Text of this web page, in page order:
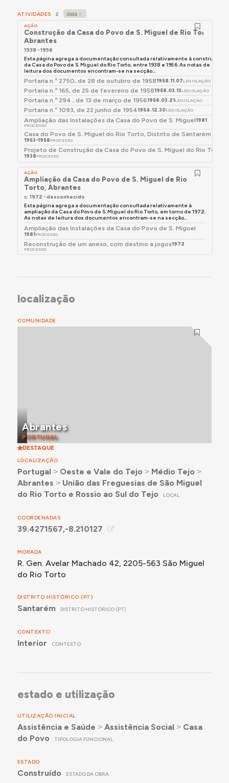
vitalidade do organismo”. Nesta altura, a Casa do Povo
possuía uma banda de música, um grupo de futebol
com campo de jogos próprio e organizava sessões de
cinema ambulante. Sobre estas, referia-se que os
filmes escolhidos, embora não oferecessem “grandes
preocupações, salvo dois ou três, só obedecem ao
critério de lisonjear o gosto de um público já bastante
deseducado”.
Para mais detalhes, consultar a secção Momentos-
chave, abaixo.
ATIVIDADES 2
AÇÃO
Construção da Casa do Povo de S. Miguel de Rio Torto,
Abrantes
1938 - 1956
Esta página agrega a documentação consultada relativamente à construção
da Casa do Povo de S. Miguel do Rio Torto, entre 1938 e 1956. As notas de
leitura dos documentos encontram-se na secção...
Portaria n.º 2750, de 28 de outubro de 19581958.11.07 LEGISLAÇÃO
Portaria n.º 165, de 25 de fevereiro de 19581958.03.13 LEGISLAÇÃO
Portaria n.º 294 , de 13 de março de 19561956.03.21 LEGISLAÇÃO
Portaria n.º 1093, de 22 junho de 19541954.12.30LEGISLAÇÃO
Ampliação das Instalações da Casa do Povo de S. Miguel1981
PROCESSO
Casa do Povo de S. Miguel do Rio Torto, Distrito de Santarém
1953-1958 PROCESSO
Projeto de Construção da Casa do Povo de S. Miguel do Rio Torto
1938 PROCESSO
AÇÃO
Ampliação da Casa do Povo de S. Miguel de Rio
Torto, Abrantes
c. 1972 - desconhecido
Esta página agrega a documentação consultada relativamente à
ampliação da Casa do Povo de S. Miguel do Rio Torto, em torno de 1972.
As notas de leitura dos documentos encontram-se na secção...
Ampliação das Instalações da Casa do Povo de S. Miguel
1981PROCESSO
Reconstrução de um anexo, com destino a jogos1972
PROCESSO
localização
COMUNIDADE
Abrantes
PORTUGAL
DESTAQUE
LOCALIZAÇÃO
Portugal ˃ Oeste e Vale do Tejo ˃ Médio Tejo ˃
Abrantes ˃ União das Freguesias de São Miguel
do Rio Torto e Rossio ao Sul do Tejo
LOCAL
COORDENADAS
39.4271567,-8.210127
MORADA
R. Gen. Avelar Machado 42, 2205-563 São Miguel
do Rio Torto
DISTRITO HISTÓRICO (PT)
Santarém DISTRITO HISTÓRICO (PT)
CONTEXTO
Interior CONTEXTO
estado e utilização
UTILIZAÇÃO INICIAL
Assistência e Saúde ˃ Assistência Social ˃ Casa
do Povo
TIPOLOGIA FUNCIONAL
ESTADO
Construído ESTADO DA OBRA